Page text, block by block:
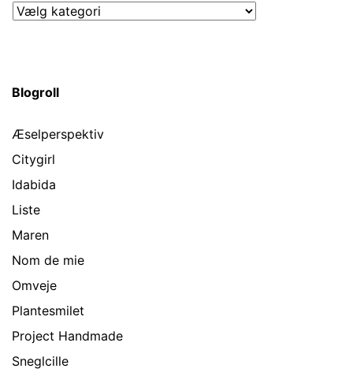
Kategorier
Blogroll
Æselperspektiv
Citygirl
Idabida
Liste
Maren
Nom de mie
Omveje
Plantesmilet
Project Handmade
Sneglcille